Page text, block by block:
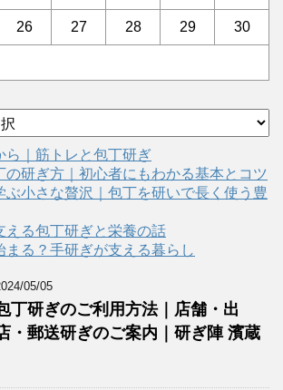
26 27 28 29 30
ら｜筋トレと包丁研ぎ
の研ぎ方｜初心者にもわかる基本とコツ
ぶ小さな贅沢｜包丁を研いで長く使う豊
える包丁研ぎと栄養の話
まる？手研ぎが支える暮らし
05/05
丁研ぎのご利用方法｜店舗・出
・郵送研ぎのご案内｜研ぎ陣 濱蔵